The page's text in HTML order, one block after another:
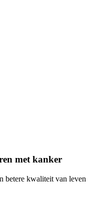
met kanker
betere kwaliteit van leven